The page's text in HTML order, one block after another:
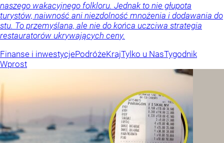
naszego wakacyjnego folkloru. Jednak to nie głupota
turystów, naiwność ani niezdolność mnożenia i dodawania do
stu. To przemyślana, ale nie do końca uczciwa strategia
restauratorów ukrywających ceny.
Finanse i inwestycjePodróżeKrajTylko u NasTygodnik
Wprost